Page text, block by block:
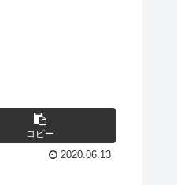
コピー
2020.06.13